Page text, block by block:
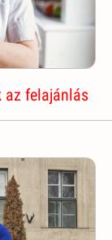
az felajánlás